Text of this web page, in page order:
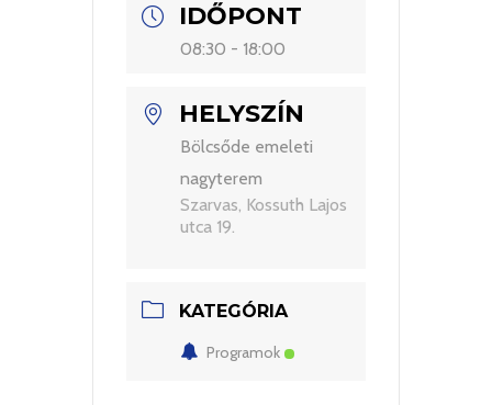
IDŐPONT
08:30 - 18:00
HELYSZÍN
Bölcsőde emeleti
nagyterem
Szarvas, Kossuth Lajos
utca 19.
KATEGÓRIA
Programok